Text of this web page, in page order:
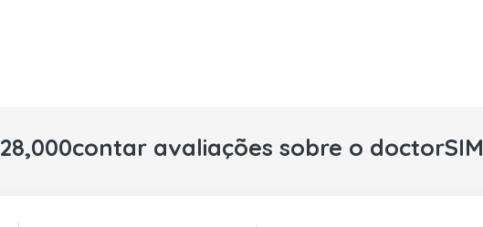
28,000contar avaliações sobre o doctorSIM